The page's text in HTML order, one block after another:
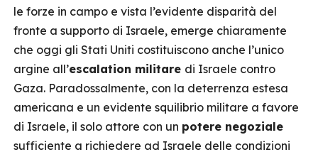
le forze in campo e vista l’evidente disparità del
fronte a supporto di Israele, emerge chiaramente
che oggi gli Stati Uniti costituiscono anche l’unico
argine all’escalation militare di Israele contro
Gaza. Paradossalmente, con la deterrenza estesa
americana e un evidente squilibrio militare a favore
di Israele, il solo attore con un potere negoziale
sufficiente a richiedere ad Israele delle condizioni